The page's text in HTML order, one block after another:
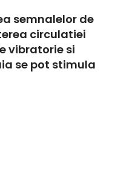
semnalelor de
circulatiei
vibratorie si
se pot stimula